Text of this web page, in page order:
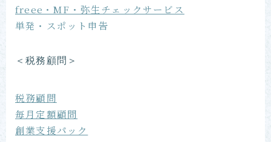
freee・MF・弥生チェックサービス
単発・スポット申告
＜税務顧問＞
税務顧問
毎月定額顧問
創業支援パック